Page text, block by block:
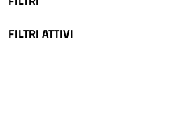
FILTRI ATTIVI